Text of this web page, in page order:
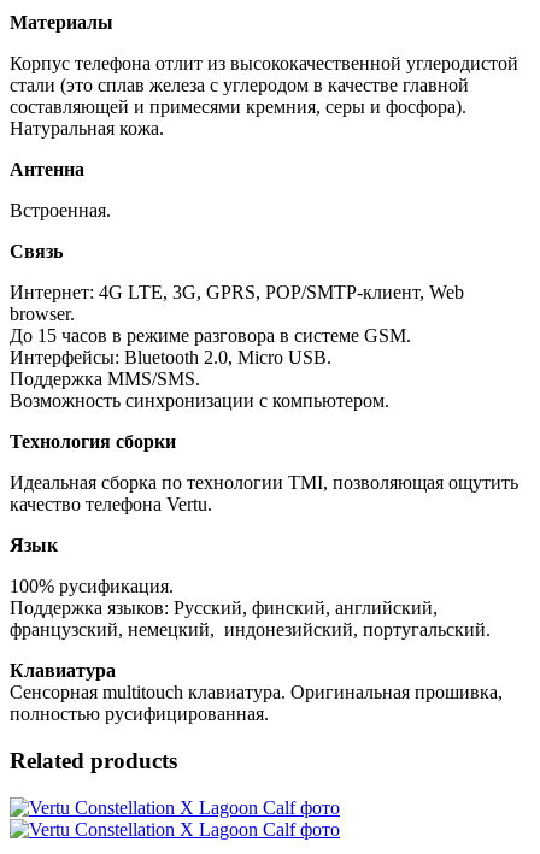
Материалы
Корпус телефона отлит из высококачественной углеродистой
стали (это сплав железа с углеродом в качестве главной
составляющей и примесями кремния, серы и фосфора).
Натуральная кожа.
Антенна
Встроенная.
Связь
Интернет: 4G LTE, 3G, GPRS, POP/SMTP-клиент, Web
browser.
До 15 часов в режиме разговора в системе GSM.
Интерфейсы: Bluetooth 2.0, Micro USB.
Поддержка MMS/SMS.
Возможность синхронизации с компьютером.
Технология сборки
Идеальная сборка по технологии TMI, позволяющая ощутить
качество телефона Vertu.
Язык
100% русификация.
Поддержка языков: Русский, финский, английский,
французский, немецкий, индонезийский, португальский.
Клавиатура
Сенсорная multitouch клавиатура. Оригинальная прошивка,
полностью русифицированная.
Related products